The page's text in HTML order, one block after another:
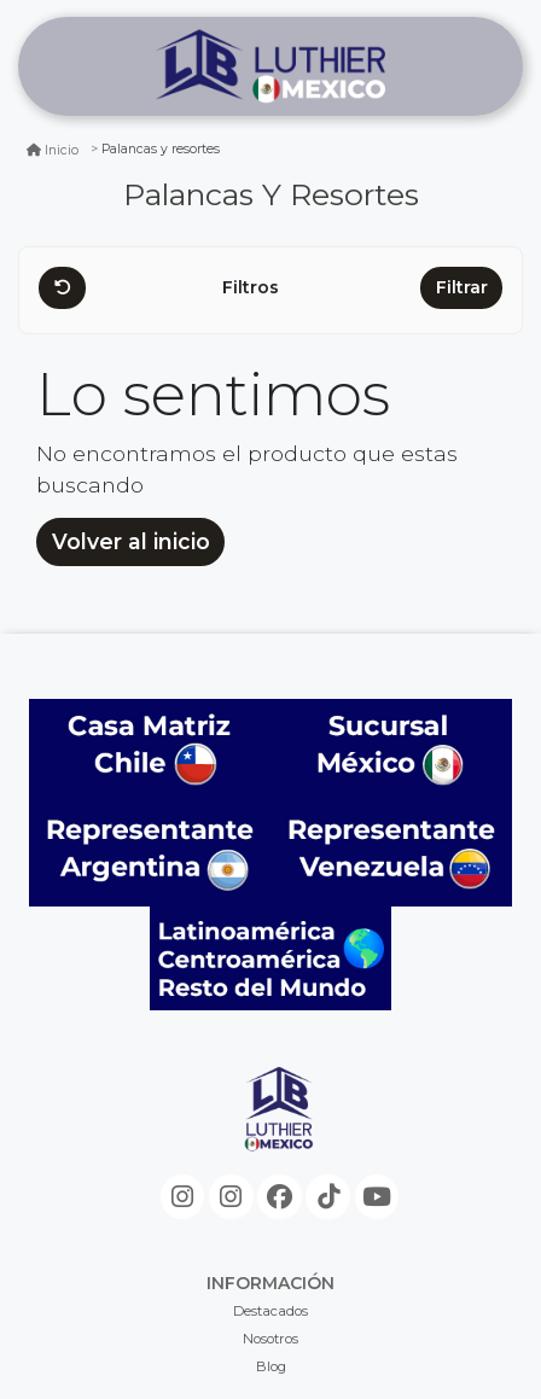
Inicio Palancas y resortes
Palancas Y Resortes
Filtros Filtrar
Lo sentimos
No encontramos el producto que estas
buscando
Volver al inicio
INFORMACIÓN
Destacados
Nosotros
Blog